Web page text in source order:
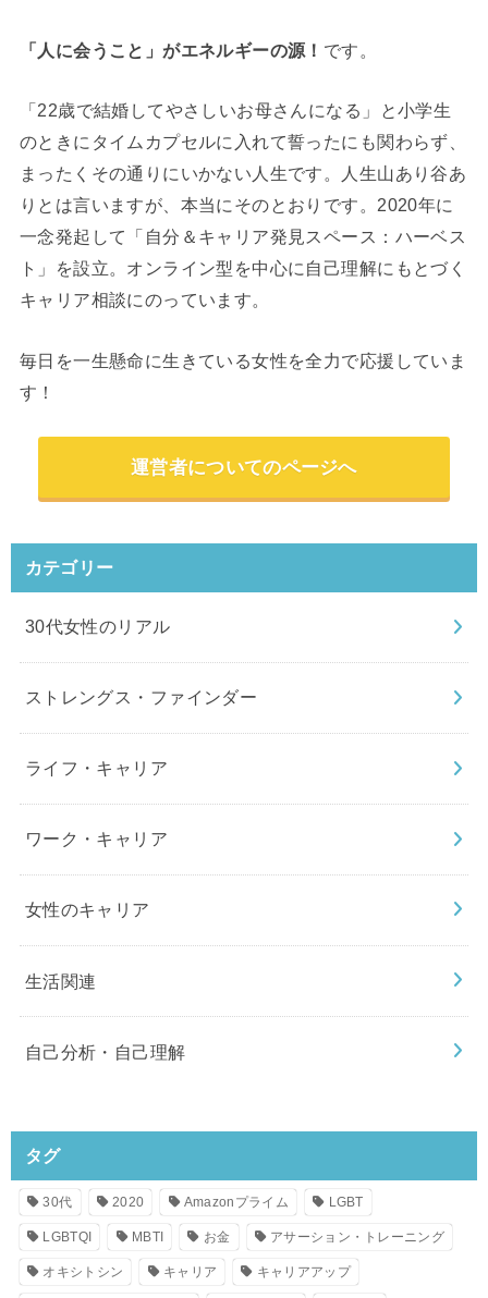
「人に会うこと」がエネルギーの源！ です。
「22歳で結婚してやさしいお母さんになる」と小学生
のときにタイムカプセルに入れて誓ったにも関わらず、
まったくその通りにいかない人生です。人生山あり谷あ
りとは言いますが、本当にそのとおりです。2020年に
一念発起して「自分＆キャリア発見スペース：ハーベス
ト」を設立。オンライン型を中心に自己理解にもとづく
キャリア相談にのっています。
毎日を一生懸命に生きている女性を全力で応援していま
す！
運営者についてのページへ
カテゴリー
30代女性のリアル
ストレングス・ファインダー
ライフ・キャリア
ワーク・キャリア
女性のキャリア
生活関連
自己分析・自己理解
タグ
30代 2020 Amazonプライム LGBT
LGBTQI MBTI お金 アサーション・トレーニング
オキシトシン キャリア キャリアアップ